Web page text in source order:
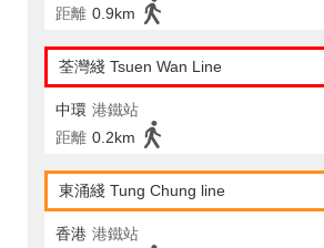
距離 0.9km
荃灣綫 Tsuen Wan Line
中環 港鐵站
距離 0.2km
東涌綫 Tung Chung line
香港 港鐵站